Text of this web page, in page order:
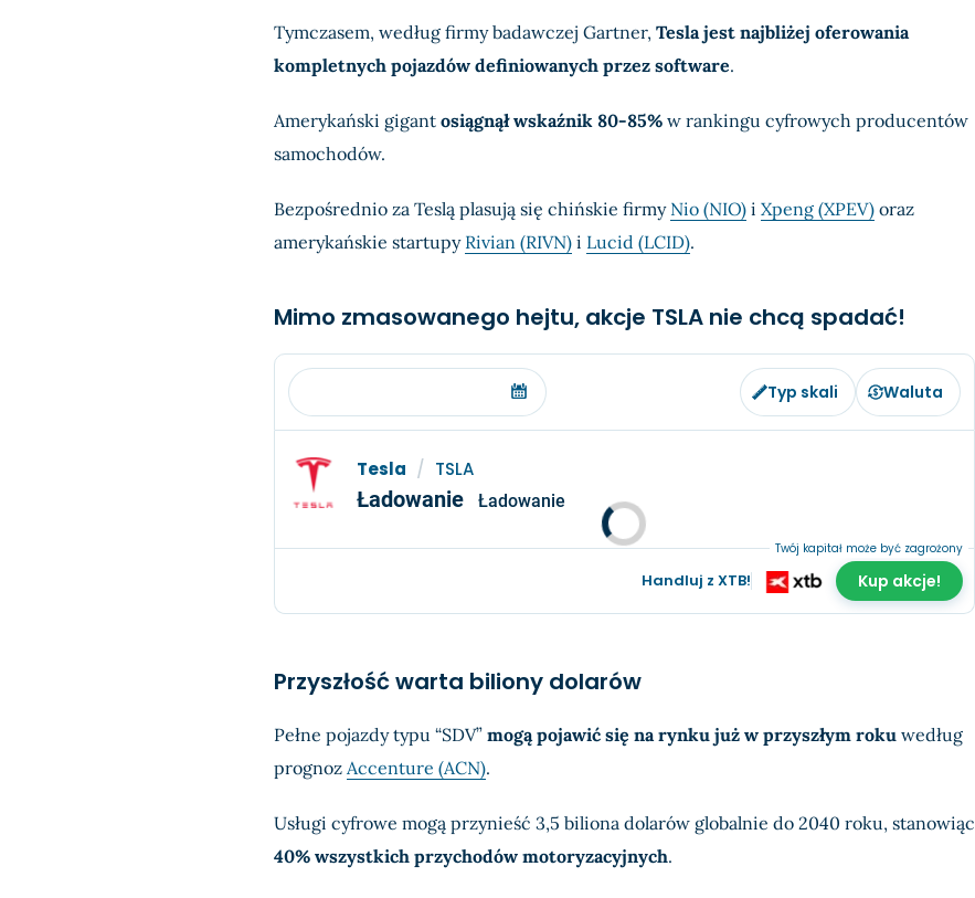
Tymczasem, według firmy badawczej Gartner, Tesla jest najbliżej oferowania
kompletnych pojazdów definiowanych przez software.
Amerykański gigant osiągnął wskaźnik 80-85%w rankingu cyfrowych producentów
samochodów.
Bezpośrednio za Teslą plasują się chińskie firmy Nio (NIO)i Xpeng (XPEV)oraz
amerykańskie startupy Rivian (RIVN)i Lucid (LCID).
Mimo zmasowanego hejtu, akcje TSLA nie chcą spadać!
Typ skali Waluta
Tesla / TSLA
Ładowanie Ładowanie
Handluj z XTB!
Twój kapitał może być zagrożony
Kup akcje!
Przyszłość warta biliony dolarów
Pełne pojazdy typu “SDV” mogą pojawić się na rynku już w przyszłym rokuwedług
prognoz Accenture (ACN).
Usługi cyfrowe mogą przynieść 3,5 biliona dolarów globalnie do 2040 roku, stanowiąc
40% wszystkich przychodów motoryzacyjnych.